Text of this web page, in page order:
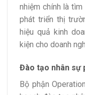
nhiệm chính là
phát triển thị
hiệu quả kinh
kiện cho doanh
Đào tạo nhân sự
Bộ phận